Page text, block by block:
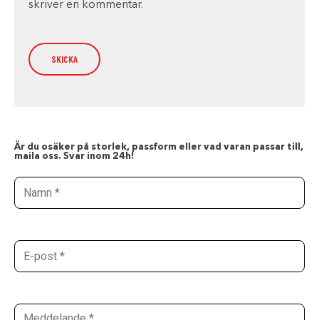
skriver en kommentar.
Är du osäker på storlek, passform eller vad varan passar till,
maila oss. Svar inom 24h!